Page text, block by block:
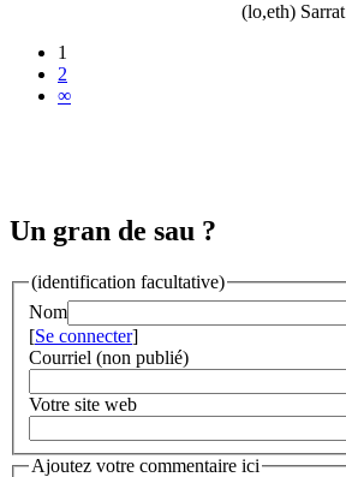
(lo,eth) Sarrat
1
2
∞
Un gran de sau ?
(identification facultative)
Nom
[Se connecter]
Courriel (non publié)
Votre site web
Ajoutez votre commentaire ici